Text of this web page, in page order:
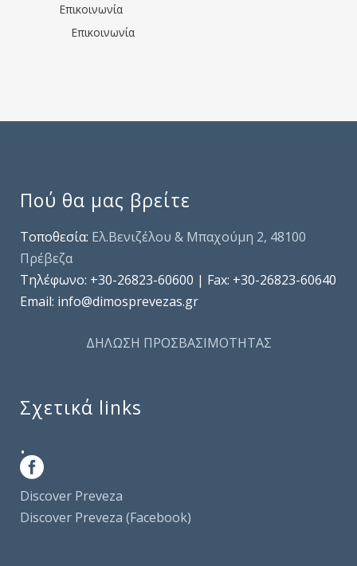
Επικοινωνία
Επικοινωνία
Πού θα μας βρείτε
Τοποθεσία: Ελ.Βενιζέλου & Μπαχούμη 2, 48100
Πρέβεζα
Τηλέφωνo: +30-26823-60600 | Fax: +30-26823-60640
Email: info@dimosprevezas.gr
ΔΗΛΩΣΗ ΠΡΟΣΒΑΣΙΜΟΤΗΤΑΣ
Σχετικά links
.
Discover Preveza
Discover Preveza (Facebook)